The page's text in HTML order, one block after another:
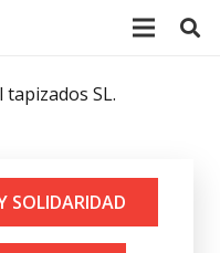
SL.
SOLIDARIDAD